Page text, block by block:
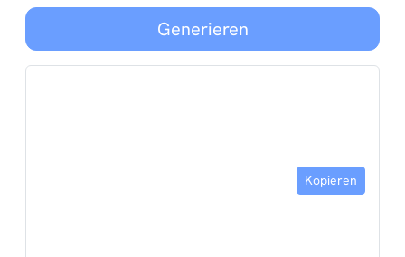
Generieren
Kopieren